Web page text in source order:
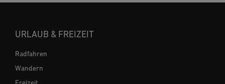
URLAUB & FREIZEIT
Radfahren
Wandern